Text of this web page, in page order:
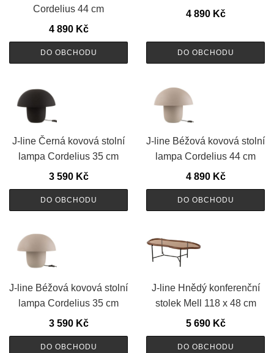
Cordelius 44 cm
4 890 Kč
DO OBCHODU
4 890 Kč
DO OBCHODU
J-line Černá kovová stolní
lampa Cordelius 35 cm
3 590 Kč
DO OBCHODU
J-line Béžová kovová stolní
lampa Cordelius 44 cm
4 890 Kč
DO OBCHODU
J-line Béžová kovová stolní
lampa Cordelius 35 cm
3 590 Kč
DO OBCHODU
J-line Hnědý konferenční
stolek Mell 118 x 48 cm
5 690 Kč
DO OBCHODU